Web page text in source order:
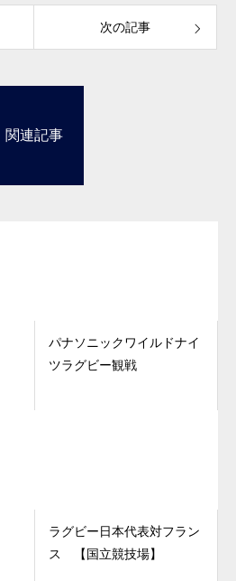
次の記事
関連記事
パナソニックワイルドナイ
ツラグビー観戦
ラグビー日本代表対フラン
ス 【国立競技場】